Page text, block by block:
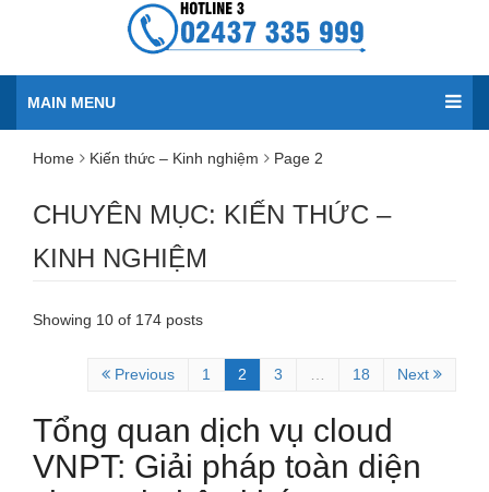
MAIN MENU
Home Kiến thức – Kinh nghiệm Page 2
CHUYÊN MỤC: KIẾN THỨC –
KINH NGHIỆM
Showing 10 of 174 posts
Previous 1 2 3 18 Next
Tổng quan dịch vụ cloud
VNPT: Giải pháp toàn diện